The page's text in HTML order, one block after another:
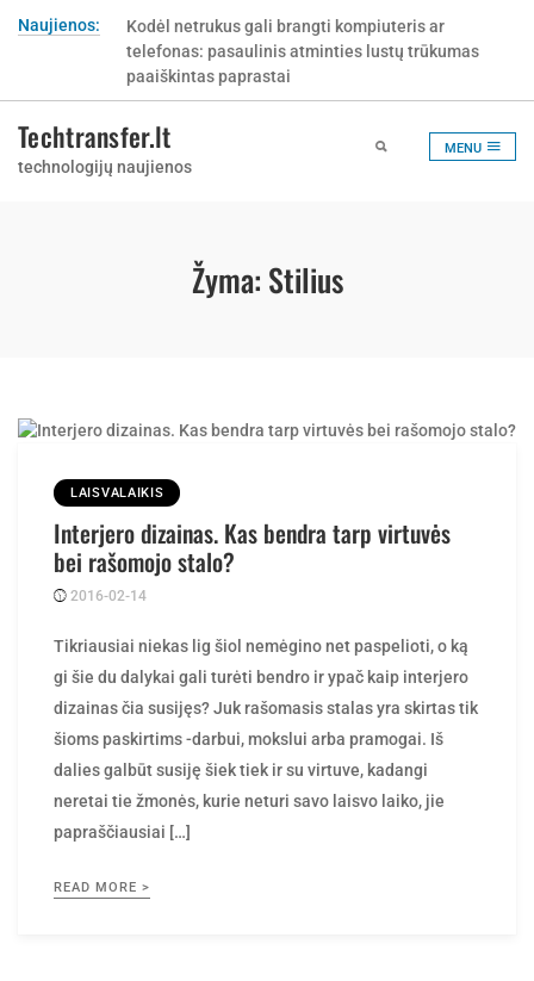
Naujienos:
Kodėl netrukus gali brangti kompiuteris ar
telefonas: pasaulinis atminties lustų trūkumas
paaiškintas paprastai
Techtransfer.lt
technologijų naujienos
MENU
Žyma: Stilius
LAISVALAIKIS
Interjero dizainas. Kas bendra tarp virtuvės
bei rašomojo stalo?
2016-02-14
by
Tikriausiai niekas lig šiol nemėgino net paspelioti, o ką
gi šie du dalykai gali turėti bendro ir ypač kaip interjero
dizainas čia susijęs? Juk rašomasis stalas yra skirtas tik
šioms paskirtims -darbui, mokslui arba pramogai. Iš
dalies galbūt susiję šiek tiek ir su virtuve, kadangi
neretai tie žmonės, kurie neturi savo laisvo laiko, jie
papraščiausiai […]
READ MORE >